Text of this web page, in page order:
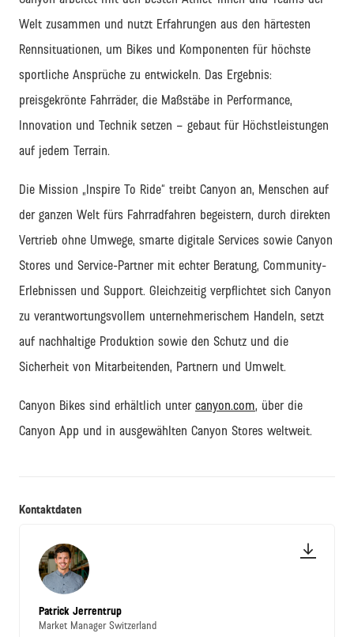
Welt zusammen und nutzt Erfahrungen aus den härtesten
Rennsituationen, um Bikes und Komponenten für höchste
sportliche Ansprüche zu entwickeln. Das Ergebnis:
preisgekrönte Fahrräder, die Maßstäbe in Performance,
Innovation und Technik setzen – gebaut für Höchstleistungen
auf jedem Terrain.
Die Mission „Inspire To Ride“ treibt Canyon an, Menschen auf
der ganzen Welt fürs Fahrradfahren begeistern, durch direkten
Vertrieb ohne Umwege, smarte digitale Services sowie Canyon
Stores und Service-Partner mit echter Beratung, Community-
Erlebnissen und Support. Gleichzeitig verpflichtet sich Canyon
zu verantwortungsvollem unternehmerischem Handeln, setzt
auf nachhaltige Produktion sowie den Schutz und die
Sicherheit von Mitarbeitenden, Partnern und Umwelt.
Canyon Bikes sind erhältlich unter canyon.com, über die
Canyon App und in ausgewählten Canyon Stores weltweit.
Kontaktdaten
Patrick Jerrentrup
Market Manager Switzerland